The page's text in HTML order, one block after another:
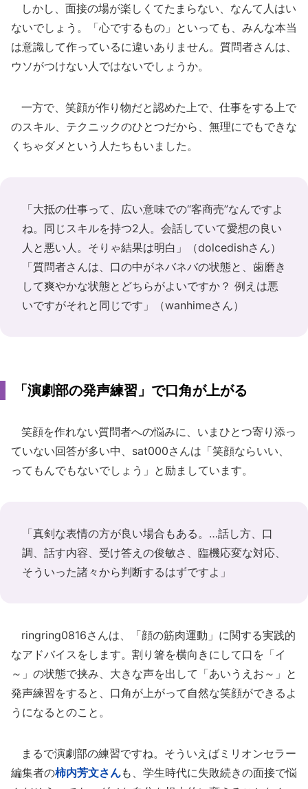
しかし、面接の場が楽しくてたまらない、なんて人はい
ないでしょう。「心でするもの」といっても、みんな本当
は意識して作っているに違いありません。質問者さんは、
ウソがつけない人ではないでしょうか。
一方で、笑顔が作り物だと認めた上で、仕事をする上で
のスキル、テクニックのひとつだから、無理にでもできな
くちゃダメという人たちもいました。
「大抵の仕事って、広い意味での“客商売”なんですよ
ね。同じスキルを持つ2人。会話していて愛想の良い
人と悪い人。そりゃ結果は明白」（dolcedishさん）
「質問者さんは、口の中がネバネバの状態と、歯磨き
して爽やかな状態とどちらがよいですか？ 例えは悪
いですがそれと同じです」（wanhimeさん）
「演劇部の発声練習」で口角が上がる
笑顔を作れない質問者への悩みに、いまひとつ寄り添っ
ていない回答が多い中、sat000さんは「笑顔ならいい、
ってもんでもないでしょう」と励ましています。
「真剣な表情の方が良い場合もある。…話し方、口
調、話す内容、受け答えの俊敏さ、臨機応変な対応、
そういった諸々から判断するはずですよ」
ringring0816さんは、「顔の筋肉運動」に関する実践的
なアドバイスをします。割り箸を横向きにして口を「イ
～」の状態で挟み、大きな声を出して「あいうえお～」と
発声練習をすると、口角が上がって自然な笑顔ができるよ
うになるとのこと。
まるで演劇部の練習ですね。そういえばミリオンセラー
編集者の柿内芳文さんも、学生時代に失敗続きの面接で悩